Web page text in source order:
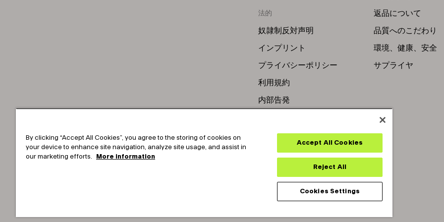
法的
奴隷制反対声明
インプリント
プライバシーポリシー
利用規約
内部告発
返品について
品質へのこだわり
環境、健康、安全
サプライヤ
Copyright © 2025-2026 Tark Thermal Solutions. All rights reserved.
By clicking “Accept All Cookies”, you agree to the storing of cookies on
your device to enhance site navigation, analyze site usage, and assist in
our marketing efforts.
More information
Accept All Cookies
Reject All
Cookies Settings